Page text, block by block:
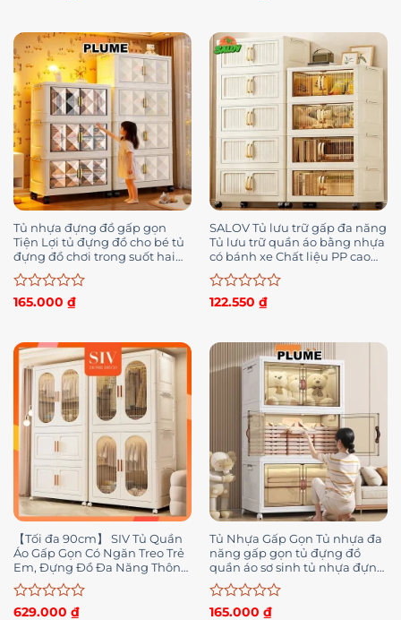
0
5
sao
0
5
sao
Tủ nhựa đựng đồ gấp gọn
Tiện Lợi tủ đựng đồ cho bé tủ
đựng đồ chơi trong suốt hai
cửa có thể gập lại Có Bánh Xe
360°
Được
0
5
sao
165.000 ₫
SALOV Tủ lưu trữ gấp đa năng
Tủ lưu trữ quần áo bằng nhựa
có bánh xe Chất liệu PP cao
cấp, không mùi Tủ đựng đồ
gấp
Được
0
sao
122.550 ₫
【Tối đa 90cm】 SIV Tủ Quần
Áo Gấp Gọn Có Ngăn Treo Trẻ
Em, Đựng Đồ Đa Năng Thông
Minh, Tháo Lắp Dễ Dàng,
Nhựa PP
Được
629.000 ₫
Tủ Nhựa Gấp Gọn Tủ nhựa đa
năng gấp gọn tủ đựng đồ
quần áo sơ sinh tủ nhựa đựng
đồ 5 tầng Đi kèm với bánh xe
Được
165.000 ₫